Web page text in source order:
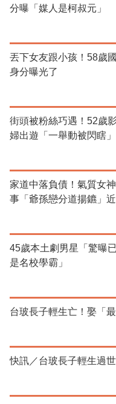
分曝「媒人是柯叔元」
丟下女友跟小孩！58歲
身分曝光了
街頭被粉絲巧遇！52歲
婦出遊「一舉動被閃瞎
家道中落負債！氣質女
事「爺孫戀分道揚鑣」
45歲本土劇男星「驚曝
是名校學霸」
台玻長子輕生亡！娶「
快訊／台玻長子輕生過